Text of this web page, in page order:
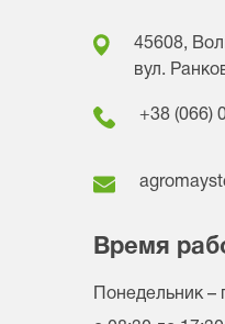
45608,
вул.
+38 (066)
Время
Понедельник –